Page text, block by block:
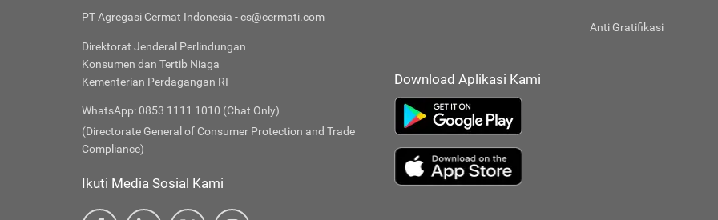
PT Agregasi Cermat Indonesia - cs@cermati.com
Direktorat Jenderal Perlindungan
Konsumen dan Tertib Niaga
Kementerian Perdagangan RI
WhatsApp: 0853 1111 1010 (Chat Only)
(Directorate General of Consumer Protection and Trade
Compliance)
Ikuti Media Sosial Kami
Anti Gratifikasi
Download Aplikasi Kami